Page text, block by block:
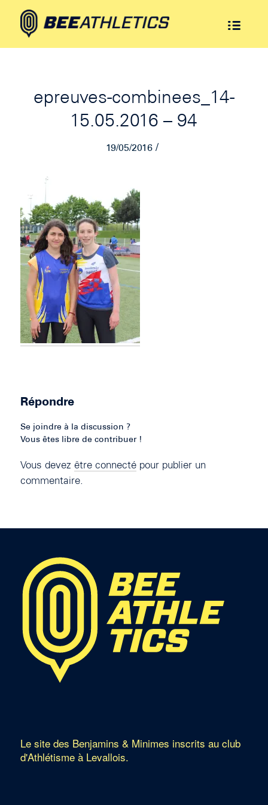
epreuves-combinees_14-
15.05.2016 – 94
19/05/2016 /
Répondre
Se joindre à la discussion ?
Vous êtes libre de contribuer !
Vous devez être connectépour publier un
commentaire.
Le site des Benjamins & Minimes inscrits au club
d'Athlétisme à Levallois.